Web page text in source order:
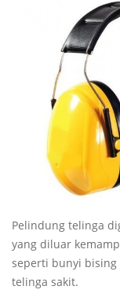
Pelindung telinga
yang diluar
seperti bunyi bising
telinga sakit.